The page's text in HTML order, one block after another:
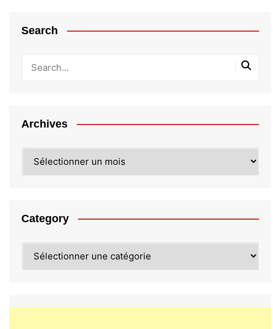
Search
Archives
Category